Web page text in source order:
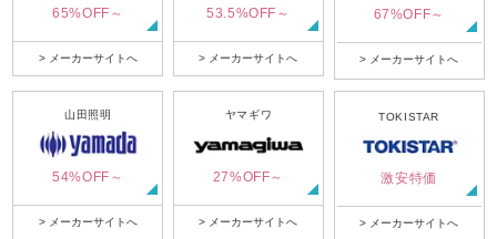
65%OFF～
> メーカーサイトへ
53.5%OFF～
> メーカーサイトへ
67%OFF～
> メーカーサイトへ
山田照明
54%OFF～
> メーカーサイトへ
ヤマギワ
27%OFF～
> メーカーサイトへ
TOKISTAR
激安特価
> メーカーサイトへ